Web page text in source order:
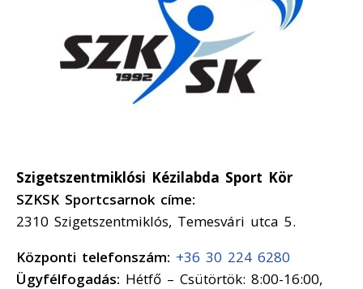
Szigetszentmiklósi Kézilabda Sport Kör
SZKSK Sportcsarnok címe:
2310 Szigetszentmiklós, Temesvári utca 5.
Központi telefonszám: +36 30 224 6280
Ügyfélfogadás: Hétfő – Csütörtök: 8:00-16:00,